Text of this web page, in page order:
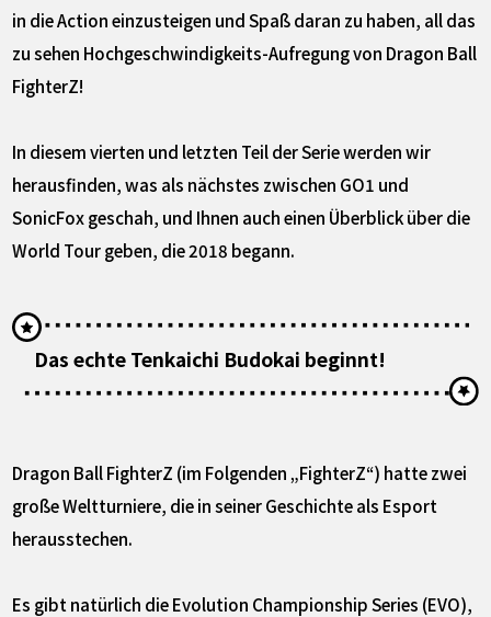
in die Action einzusteigen und Spaß daran zu haben, all das
zu sehen Hochgeschwindigkeits-Aufregung von Dragon Ball
FighterZ!
In diesem vierten und letzten Teil der Serie werden wir
herausfinden, was als nächstes zwischen GO1 und
SonicFox geschah, und Ihnen auch einen Überblick über die
World Tour geben, die 2018 begann.
Das echte Tenkaichi Budokai beginnt!
Dragon Ball FighterZ (im Folgenden „FighterZ“) hatte zwei
große Weltturniere, die in seiner Geschichte als Esport
herausstechen.
Es gibt natürlich die Evolution Championship Series (EVO),